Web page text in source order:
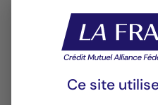
Ce site